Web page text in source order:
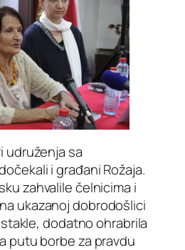
udruženja sa
i građani Rožaja.
zahvalile čelnicima i
ukazanoj dobrodošlici
dodatno ohrabrila
putu borbe za pravdu